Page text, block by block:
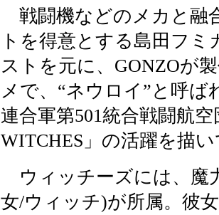
戦闘機などのメカと融
トを得意とする島田フ
ストを元に、GONZOが
メで、“ネウロイ”と呼ば
連合軍第501統合戦闘航
WITCHES」の活躍を描
ウィッチーズには、魔
女/ウィッチ)が所属。彼